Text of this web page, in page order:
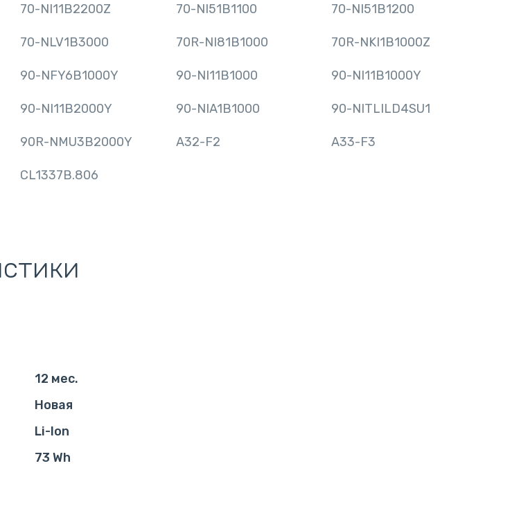
70-NI11B2200Z 70-NI51B1100 70-NI51B1200
70-NLV1B3000 70R-NI81B1000 70R-NKI1B1000Z
90-NFY6B1000Y 90-NI11B1000 90-NI11B1000Y
90-NI11B2000Y 90-NIA1B1000 90-NITLILD4SU1
90R-NMU3B2000Y A32-F2 A33-F3
CL1337B.806
12 мес.
Новая
Li-Ion
73 Wh